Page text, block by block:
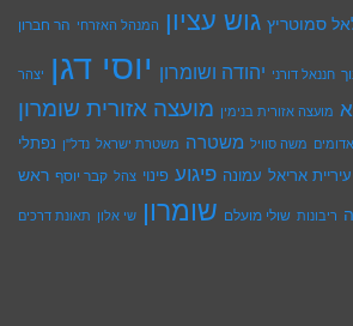
סמוטריץ גוש עציון המנהל האזרחי הר חברון
חננאל דורני יהודה ושומרון יוסי דגן יצהר
מועצה אזורית בנימין מועצה אזורית שומרון
משה סוויל משטרה משטרת ישראל נדל''ן נפתלי
עיריית אריאל עמונה פיגוע פינוי צהל קבר יוסף ראש
ריבונות שולי מועלם שומרון שי אלון תאונת דרכים